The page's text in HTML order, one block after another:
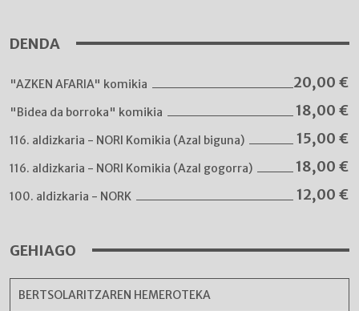
DENDA
"AZKEN AFARIA" komikia 20,00 €
"Bidea da borroka" komikia 18,00 €
116. aldizkaria - NORI Komikia (Azal biguna) 15,00 €
116. aldizkaria - NORI Komikia (Azal gogorra) 18,00 €
100. aldizkaria - NORK 12,00 €
GEHIAGO
BERTSOLARITZAREN HEMEROTEKA